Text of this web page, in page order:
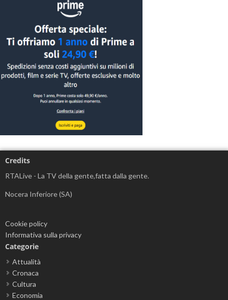
Credits
RTALive - La TV della gente,fatta dalla gente.
Nocera Inferiore (SA)
Cookie policy
Informativa sulla privacy
Categorie
Attualità
Cronaca
Cultura
Economia